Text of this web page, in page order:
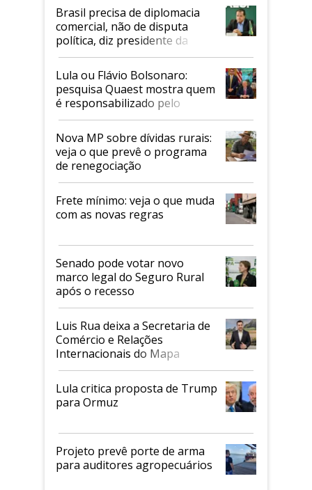
Brasil precisa de diplomacia
comercial, não de disputa
política, diz presidente da
Faesp
Lula ou Flávio Bolsonaro:
pesquisa Quaest mostra quem
é responsabilizado pelo
tarifaço dos EUA
Nova MP sobre dívidas rurais:
veja o que prevê o programa
de renegociação
Frete mínimo: veja o que muda
com as novas regras
Senado pode votar novo
marco legal do Seguro Rural
após o recesso
Luis Rua deixa a Secretaria de
Comércio e Relações
Internacionais do Mapa
Lula critica proposta de Trump
para Ormuz
Projeto prevê porte de arma
para auditores agropecuários